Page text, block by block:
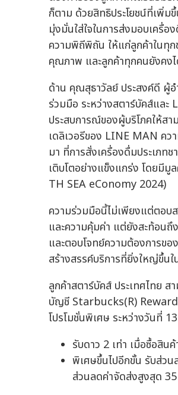
ก็ตาม ด้วยสิทธิประโยชน์ที่เพิ่ม
มุ่งมั่นใส่ใจในการส่งมอบเครื่
ความพิถีพิถัน ให้แก่ลูกค้าในทุ
คุณภาพ และลูกค้าทุกคนยังคง
ด้าน คุณสุธาวัลย์ ประสงค์ดี ผู้
ร่วมมือ ระหว่างสตาร์บัคส์แล
ประสบการณ์ของผู้บริโภคให้ส
เดลิเวอรีของ LINE MAN ค
มา ที่การสั่งเครื่องดื่มประเภท
เติบโตอย่างแข็งแกร่ง โดยมี
TH SEA eConomy 2024)
ความร่วมมือนี้ไม่เพียงแต่ตอบ
และความคุ้มค่า แต่ยังสะท้อน
และตอบโจทย์ความต้องการข
สร้างสรรค์บริการที่ยิ่งใหญ่ขึ้น
ลูกค้าสตาร์บัคส์ ประเทศไทย
บัญชี Starbucks(R)
โปรโมชั่นพิเศษ ระหว่างวันที่
รับดาว 2 เท่า เมื่อซื้อสิ
พิเศษขึ้นไปอีกขั้น รับส่ว
ส่วนลดค่าจัดส่งสูงสุด